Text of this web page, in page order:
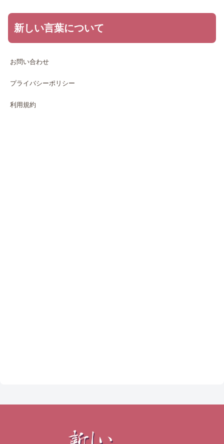
新しい言葉について
お問い合わせ
プライバシーポリシー
利用規約